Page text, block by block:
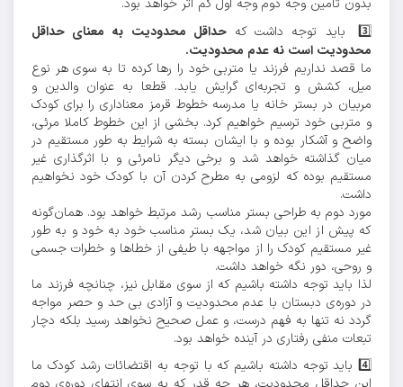
بدون تامین وجه دوم وجه اول کم اثر خواهد بود.
3️⃣ باید توجه داشت که
حداقل محدودیت به معنای حداقل
محدودیت است نه عدم محدودیت.
ما قصد نداریم فرزند یا متربی خود را رها کرده تا به سوی هر نوع
میل، کشش و تجربه‌ای گرایش یابد. قطعا به عنوان والدین و
مربیان در بستر خانه یا مدرسه خطوط قرمز معناداری را برای کودک
و متربی خود ترسیم خواهیم کرد. بخشی از این خطوط کاملا مرئی،
واضح و آشکار بوده و با ایشان بسته به شرایط به طور مستقیم در
میان گذاشته خواهد شد و برخی دیگر نامرئی و با اثرگذاری غیر
مستقیم بوده که لزومی به مطرح کردن آن با کودک خود نخواهیم
داشت.
مورد دوم به طراحی بستر مناسب رشد مرتبط خواهد بود. همان‌گونه
که پیش از این بیان شد، یک بستر مناسب خود به خود و به طور
غیر مستقیم کودک را از مواجهه با طیفی از خطاها و خطرات جسمی
و روحی، دور نگه خواهد داشت.
لذا باید توجه داشته باشیم که از سوی مقابل نیز، چنانچه فرزند ما
در دوره‌ی دبستان با عدم محدودیت و آزادی بی حد و حصر مواجه
گردد نه تنها به فهم درست، و عمل صحیح نخواهد رسید بلکه دچار
تبعات منفی رفتاری در آینده خواهد بود.
4️⃣ باید توجه داشته باشیم که با توجه به اقتضائات رشد کودک ما